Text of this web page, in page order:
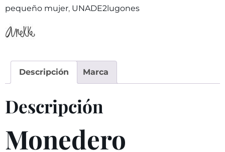
pequeño mujer, UNADE2lugones
Descripción Marca
Descripción
Monedero